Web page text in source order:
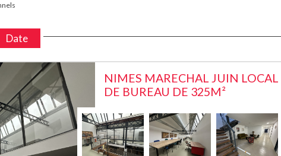
Date
NIMES MARECHAL JUIN
DE BUREAU DE 325M²